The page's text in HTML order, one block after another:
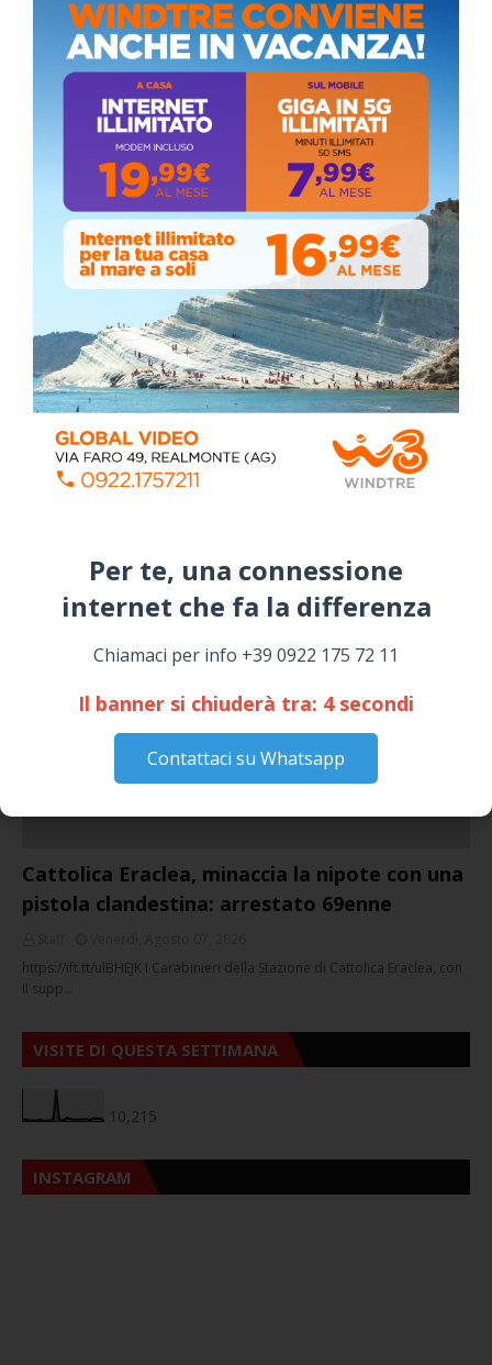
Per te, una connessione
internet che fa la differenza​
Chiamaci per info +39 0922 175 72 11
Il banner si chiuderà tra: 4secondi
Contattaci su Whatsapp
Coronavirus: messaggio del Sindaco Zambito
ai cittadini
Domenica, Novembre 22, 2020
Circolo della stampa, terzo appuntamento
con il giornalista Giacinto Pipitone
Martedì, Agosto 04, 2026
Elezioni a Siculiana, in testa candidato
sindaco Zambito
Lunedì, Ottobre 05, 2020
📅 ESTATE MEDITERRANEA 2026 – COMUNE DI
SICULIANA
July 24, 2026
Siculiana, concerto del 1° Maggio 2026 in
Piazza Umberto I: arrivano I Cugini di
I “TEPPISTI DEI SOGNI” IN CONCERTO A
SICULIANA PER I FESTEGGIAMENTI DI SAN
GIUSEPPE
NOTIZIE
Cattolica Eraclea, minaccia la nipote con una
pistola clandestina: arrestato 69enne
https://ift.tt/ulBHEJK I Carabinieri della Stazione di Cattolica Eraclea, con
il supp…
VISITE DI QUESTA SETTIMANA
10,215
INSTAGRAM